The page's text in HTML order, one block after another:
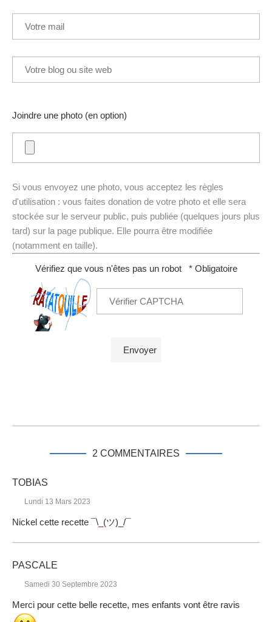
Joindre une photo (en option)
Si vous envoyez une photo, vous acceptez les règles
d'utilisation : vous faites donation de votre photo et elle sera
stockée sur le serveur public, puis publiée (quelques jours plus
tard) sur la page publique. Elle pourra être modifiée
(notamment en taille).
Vérifiez que vous n'êtes pas un robot * Obligatoire
2 COMMENTAIRES
TOBIAS
Lundi 13 Mars 2023
Nickel cette recette ¯\ (ツ)_/¯
PASCALE
Samedi 30 Septembre 2023
Merci pour cette belle recette, mes enfants vont être ravis